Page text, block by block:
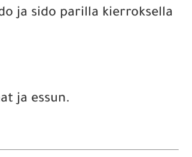
ja sido parilla kierroksella
ja essun.